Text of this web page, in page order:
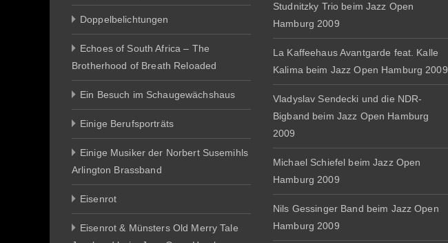
Doppelbelichtungen
Echoes of South Africa – The
Brotherhood of Breath Reloaded
Ein Besuch im Schaugewächshaus
Einige Berufsporträts
Einige Musiker der Norbert Susemihls
Arlington Brassband
Eisenrot
Eisenrot & Münsters Old Merry Tale
Studnitzky Trio beim Jazz Open
Hamburg 2009
La Kaffeehaus Avantgarde feat. Kalle
Kalima beim Jazz Open Hamburg 2009
Vladyslav Sendecki und die NDR-
Bigband beim Jazz Open Hamburg
2009
Michael Schiefel beim Jazz Open
Hamburg 2009
Nils Gessinger Band beim Jazz Open
Hamburg 2009